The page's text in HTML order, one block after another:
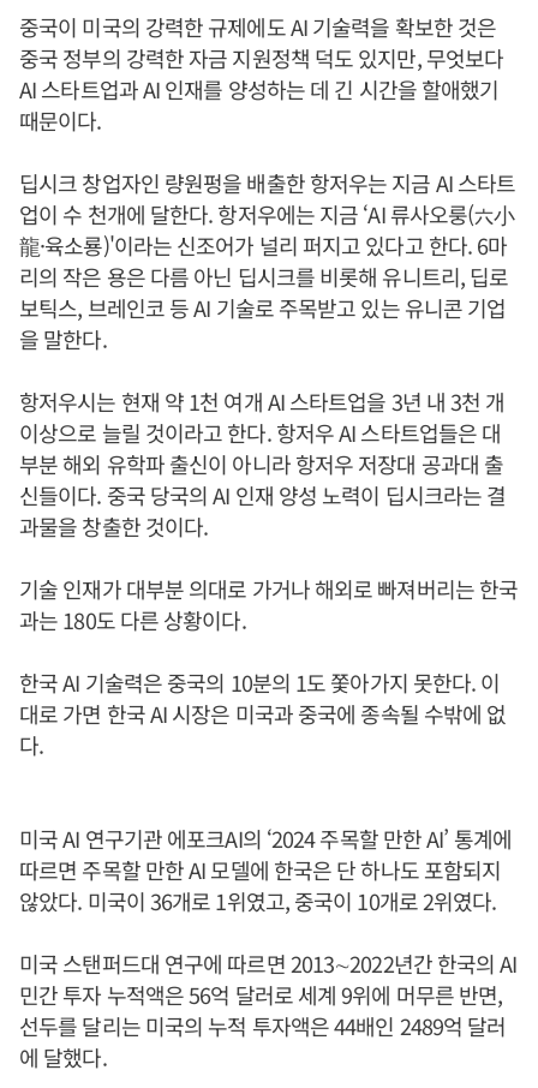
중국이 미국의 강력한 규제에도 AI 기술력을 확보한 것은
중국 정부의 강력한 자금 지원정책 덕도 있지만, 무엇보다
AI 스타트업과 AI 인재를 양성하는 데 긴 시간을 할애했기
때문이다.
딥시크 창업자인 량원펑을 배출한 항저우는 지금 AI 스타트
업이 수 천개에 달한다. 항저우에는 지금 ‘AI 류사오룽(六小
龍·육소룡)'이라는 신조어가 널리 퍼지고 있다고 한다. 6마
리의 작은 용은 다름 아닌 딥시크를 비롯해 유니트리, 딥로
보틱스, 브레인코 등 AI 기술로 주목받고 있는 유니콘 기업
을 말한다.
항저우시는 현재 약 1천 여개 AI 스타트업을 3년 내 3천 개
이상으로 늘릴 것이라고 한다. 항저우 AI 스타트업들은 대
부분 해외 유학파 출신이 아니라 항저우 저장대 공과대 출
신들이다. 중국 당국의 AI 인재 양성 노력이 딥시크라는 결
과물을 창출한 것이다.
기술 인재가 대부분 의대로 가거나 해외로 빠져버리는 한국
과는 180도 다른 상황이다.
한국 AI 기술력은 중국의 10분의 1도 쫓아가지 못한다. 이
대로 가면 한국 AI 시장은 미국과 중국에 종속될 수밖에 없
다.
미국 AI 연구기관 에포크AI의 ‘2024 주목할 만한 AI’ 통계에
따르면 주목할 만한 AI 모델에 한국은 단 하나도 포함되지
않았다. 미국이 36개로 1위였고, 중국이 10개로 2위였다.
미국 스탠퍼드대 연구에 따르면 2013∼2022년간 한국의 AI
민간 투자 누적액은 56억 달러로 세계 9위에 머무른 반면,
선두를 달리는 미국의 누적 투자액은 44배인 2489억 달러
에 달했다.